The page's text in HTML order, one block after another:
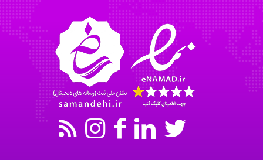
Mehrab